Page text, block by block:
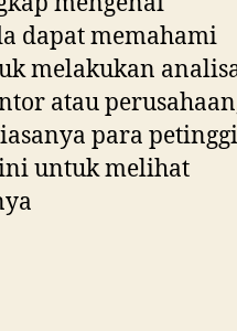
dapat memahami
melakukan
atau
para petinggi
untuk melihat